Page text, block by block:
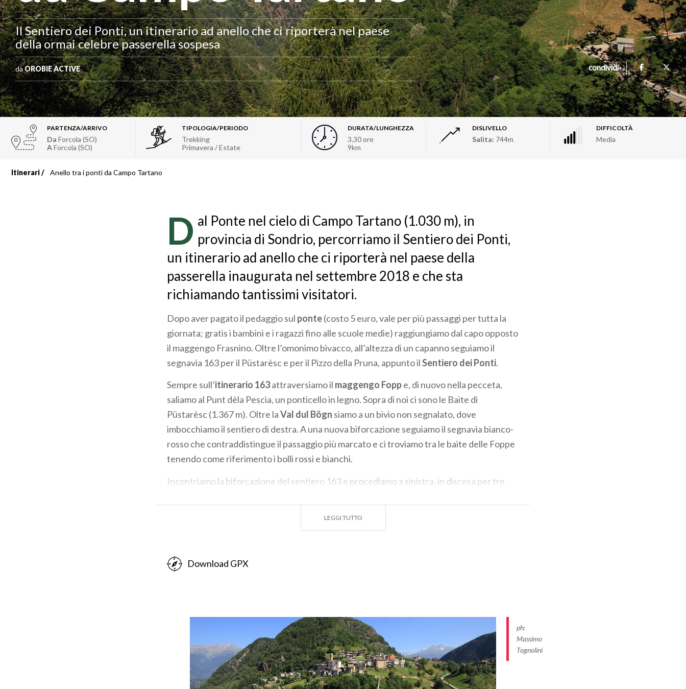
Il Sentiero dei Ponti, un itinerario ad anello che ci riporterà nel paese
della ormai celebre passerella sospesa
da OROBIE ACTIVE condividi
PARTENZA/ARRIVO
Da Forcola (SO)
AForcola (SO)
TIPOLOGIA/PERIODO
Trekking
Primavera / Estate
DURATA/LUNGHEZZA
3,30 ore
9km
DISLIVELLO
Salita: 744m
DIFFICOLTÀ
Media
Itinerari Anello tra i ponti da Campo Tartano
D al Ponte nel cielo di Campo Tartano (1.030 m), in
provincia di Sondrio, percorriamo il Sentiero dei Ponti,
un itinerario ad anello che ci riporterà nel paese della
passerella inaugurata nel settembre 2018 e che sta
richiamando tantissimi visitatori.
Dopo aver pagato il pedaggio sul ponte(costo 5 euro, vale per più passaggi per tutta la
giornata; gratis i bambini e i ragazzi fino alle scuole medie) raggiungiamo dal capo opposto
il maggengo Frasnino. Oltre l’omonimo bivacco, all’altezza di un capanno seguiamo il
segnavia 163 per il Püstarèsc e per il Pizzo della Pruna, appunto ilSentiero dei Ponti.
Sempre sull’itinerario 163attraversiamo il maggengo Foppe, di nuovo nella pecceta,
saliamo al Punt dèla Pescia, un ponticello in legno. Sopra di noi ci sono le Baite di
Püstarèsc (1.367 m). Oltre laVal dul Bögn siamo a un bivio non segnalato, dove
imbocchiamo il sentiero di destra. A una nuova biforcazione seguiamo il segnavia bianco-
rosso che contraddistingue il passaggio più marcato e ci troviamo tra le baite delle Foppe
tenendo come riferimento i bolli rossi e bianchi.
Incontriamo la biforcazione del sentiero 163 e procediamo a sinistra, in discesa per tre
tocca un’azienda agricola, nei pressi della frazione Cosaggio.
PH: MASSIMO TOGNOLINI
LEGGI TUTTO
Download GPX
ph:
Massimo
Tognolini